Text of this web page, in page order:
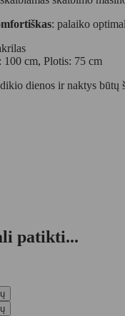
: palaiko
100 cm, Plotis: 75 cm
dienos ir naktys būtų
patikti...